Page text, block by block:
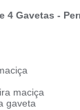
4 Gavetas -
maciça
gaveta